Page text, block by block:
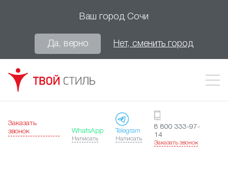
Ваш город Сочи
Да, верно Нет, сменить город
Заказать
звонок
WhatsApp
Написать
Telegram
Написать
8 800 333-97-
14
Заказать звонок